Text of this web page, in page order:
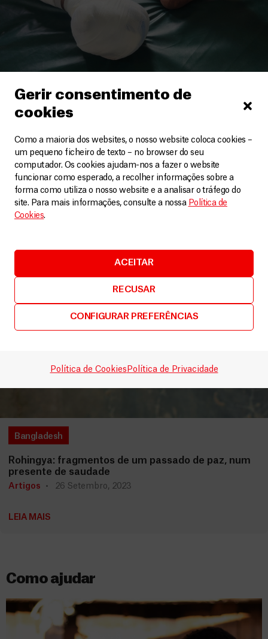
Gerir consentimento de
cookies
Como a maioria dos websites, o nosso website coloca cookies –
um pequeno ficheiro de texto – no browser do seu
computador. Os cookies ajudam-nos a fazer o website
funcionar como esperado, a recolher informações sobre a
forma como utiliza o nosso website e a analisar o tráfego do
site. Para mais informações, consulte a nossa Política de
Cookies.
ACEITAR
RECUSAR
CONFIGURAR PREFERÊNCIAS
Política de Cookies Política de Privacidade
Encurralados e esquecidos: onde podem os
rohingya procurar segurança?
Artigos 23 Agosto, 2024
LEIA MAIS
Bangladesh
Rohingya: fragmentos de um passado de paz, num
presente de saudade
Artigos 26 Setembro, 2023
LEIA MAIS
Como ajudar